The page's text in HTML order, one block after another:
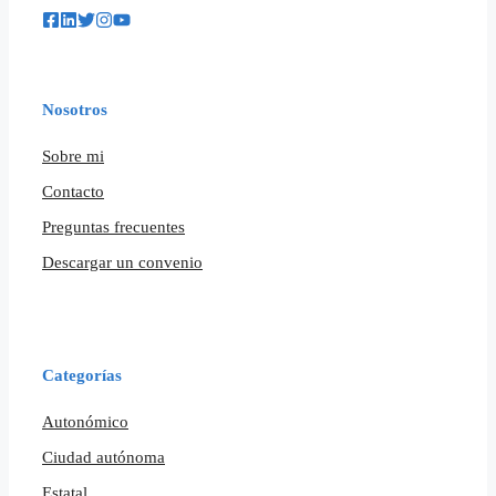
Nosotros
Sobre mi
Contacto
Preguntas frecuentes
Descargar un convenio
Categorías
Autonómico
Ciudad autónoma